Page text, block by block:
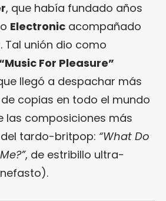
, que había fundado años
Electronic acompañado
. Tal unión dio como
For Pleasure”
llegó a despachar más
copias en todo el mundo
las composiciones más
tardo-britpop: “What Do
, de estribillo ultra-